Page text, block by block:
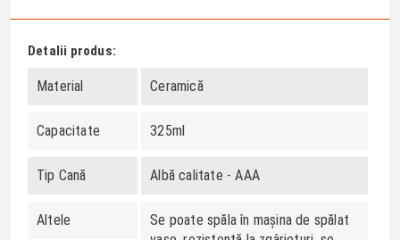
Detalii produs:
Material Ceramică
Capacitate 325ml
Tip Cană Albă calitate - AAA
Altele
Se poate spăla în mașina de spălat